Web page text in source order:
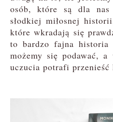
osób, które są dla
słodkiej miłosnej
które wkradają się
to bardzo fajna
możemy się podawać,
uczucia potrafi przenieść